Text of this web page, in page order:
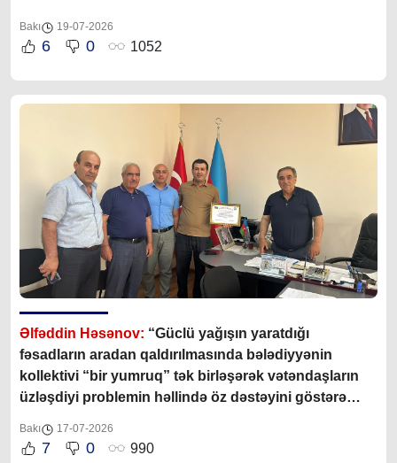
Bakı 19-07-2026
6 0 1052
Əlfəddin Həsənov: “Güclü yağışın yaratdığı
fəsadların aradan qaldırılmasında bələdiyyənin
kollektivi “bir yumruq” tək birləşərək vətəndaşların
üzləşdiyi problemin həllində öz dəstəyini göstərə
Bakı 17-07-2026
7 0 990